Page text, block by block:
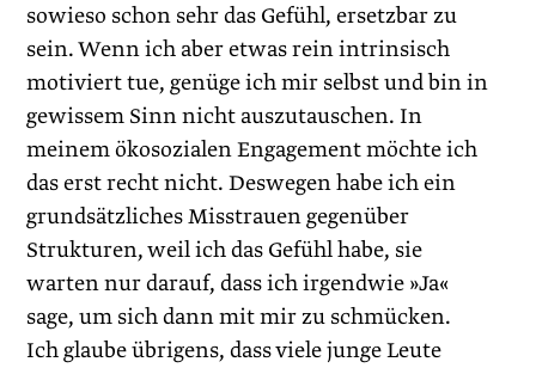
sowieso schon sehr das Gefühl, ersetzbar zu
sein. Wenn ich aber etwas rein intrinsisch
motiviert tue, genüge ich mir selbst und bin in
gewissem Sinn nicht auszutauschen. In
meinem ökosozialen Engagement möchte ich
das erst recht nicht. Deswegen habe ich ein
grundsätzliches Misstrauen gegenüber
Strukturen, weil ich das Gefühl habe, sie
warten nur darauf, dass ich irgendwie »Ja«
sage, um sich dann mit mir zu schmücken.
Ich glaube übrigens, dass viele junge Leute